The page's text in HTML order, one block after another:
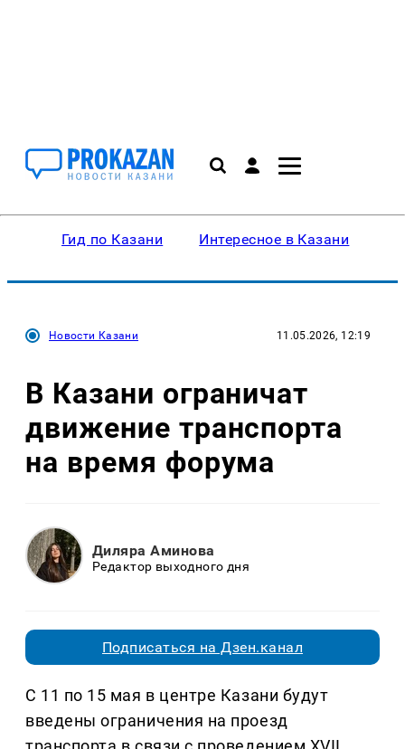
Гид по Казани Интересное в Казани
Новости Казани 11.05.2026, 12:19
В Казани ограничат
движение транспорта
на время форума
Диляра Аминова
Редактор выходного дня
Подписаться на Дзен.канал
С 11 по 15 мая в центре Казани будут
введены ограничения на проезд